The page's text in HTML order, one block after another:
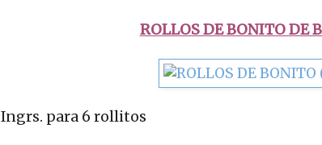
ROLLOS DE BONITO DE
Ingrs. para 6 rollitos